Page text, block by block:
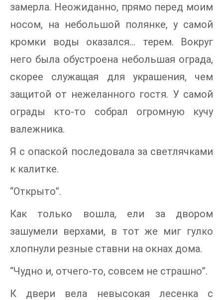
замерла. Неожиданно, прямо перед моим
носом, на небольшой полянке, у самой
кромки воды оказался… терем. Вокруг
него была обустроена небольшая ограда,
скорее служащая для украшения, чем
защитой от нежеланного гостя. У самой
ограды кто-то собрал огромную кучу
валежника.
Я с опаской последовала за светлячками
к калитке.
“Открыто”.
Как только вошла, ели за двором
зашумели верхами, в тот же миг гулко
хлопнули резные ставни на окнах дома.
“Чудно и, отчего-то, совсем не страшно”.
К двери вела невысокая лесенка с